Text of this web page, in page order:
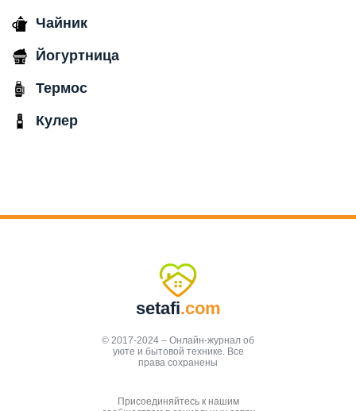
Чайник
Йогуртница
Термос
Кулер
setafi.com
© 2017-2024 – Онлайн-журнал об
уюте и бытовой технике. Все
права сохранены
Присоединяйтесь к нашим